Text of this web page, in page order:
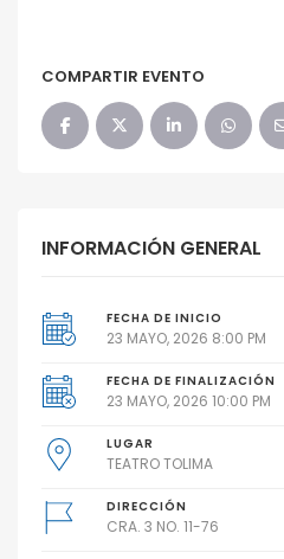
COMPARTIR EVENTO
INFORMACIÓN GENERAL
FECHA DE INICIO
23 MAYO, 2026 8:00 PM
FECHA DE FINALIZACIÓN
23 MAYO, 2026 10:00 PM
LUGAR
TEATRO TOLIMA
DIRECCIÓN
CRA. 3 NO. 11-76